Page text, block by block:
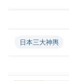
日本三大神輿